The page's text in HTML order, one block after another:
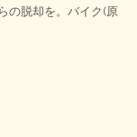
の脱却を。バイク(原